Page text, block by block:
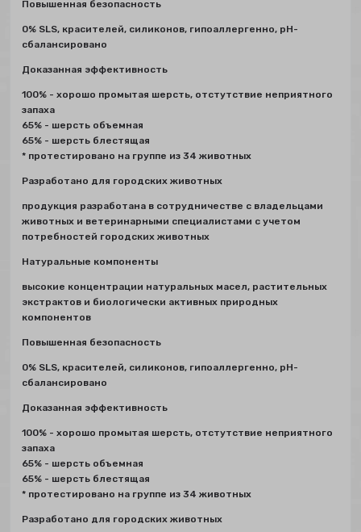
Повышенная безопасность
0% SLS, красителей, силиконов, гипоаллергенно, рН-
сбалансировано
Доказанная эффективность
100% - хорошо промытая шерсть, отстутствие неприятного
запаха
65% - шерсть объемная
65% - шерсть блестящая
* протестировано на группе из 34 животных
Разработано для городских животных
продукция разработана в сотрудничестве с владельцами
животных и ветеринарными специалистами с учетом
потребностей городских животных
Натуральные компоненты
высокие концентрации натуральных масел, растительных
экстрактов и биологически активных природных
компонентов
Повышенная безопасность
0% SLS, красителей, силиконов, гипоаллергенно, рН-
сбалансировано
Доказанная эффективность
100% - хорошо промытая шерсть, отстутствие неприятного
запаха
65% - шерсть объемная
65% - шерсть блестящая
* протестировано на группе из 34 животных
Разработано для городских животных